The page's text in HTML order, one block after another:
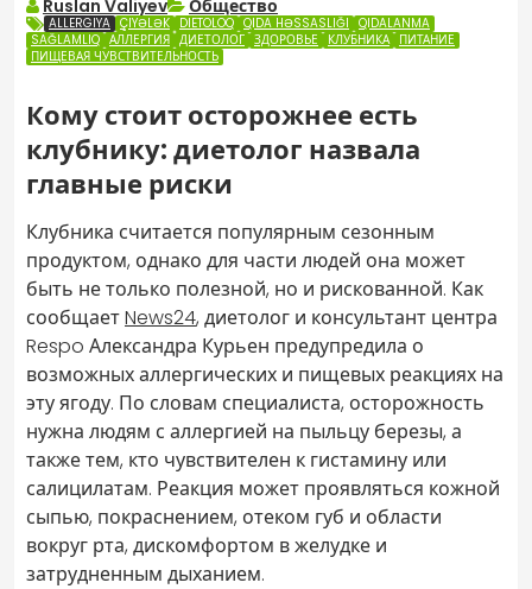
Ruslan Valiyev Общество
ALLERGIYA ÇIYƏLƏK DIETOLOQ QIDA HƏSSASLIĞI QIDALANMA
SAĞLAMLIQ АЛЛЕРГИЯ ДИЕТОЛОГ ЗДОРОВЬЕ КЛУБНИКА ПИТАНИЕ
ПИЩЕВАЯ ЧУВСТВИТЕЛЬНОСТЬ
Кому стоит осторожнее есть
клубнику: диетолог назвала
главные риски
Клубника считается популярным сезонным
продуктом, однако для части людей она может
быть не только полезной, но и рискованной. Как
сообщаетNews24, диетолог и консультант центра
Respo Александра Курьен предупредила о
возможных аллергических и пищевых реакциях на
эту ягоду. По словам специалиста, осторожность
нужна людям с аллергией на пыльцу березы, а
также тем, кто чувствителен к гистамину или
салицилатам. Реакция может проявляться кожной
сыпью, покраснением, отеком губ и области
вокруг рта, дискомфортом в желудке и
затрудненным дыханием.